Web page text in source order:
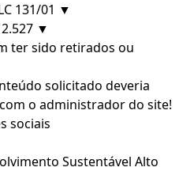
131/01 ▼
▼
ter sido retirados ou
solicitado deveria
o administrador do site!
sociais
Sustentável Alto